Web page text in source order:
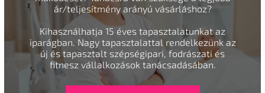
ár/teljesítmény arányú vásárláshoz?
Kihasználhatja 15 éves tapasztalatunkat az
iparágban. Nagy tapasztalattal rendelkezünk az
új és tapasztalt szépségipari, fodrászati és
fitnesz vállalkozások tanácsadásában.